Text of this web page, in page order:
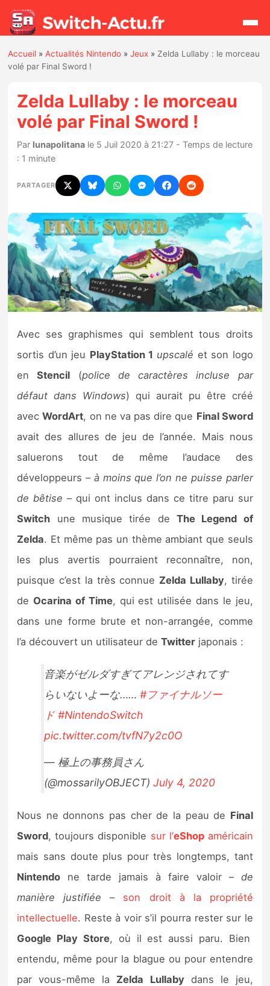
Actualités
Jeux
Hardware
Chiffres de ventes
Rumeurs
Nintendo Direct
Tests et previews
Tests de jeux
Tests d’accessoires
Autres tests
Previews
Précommandes
Précommandes jeux Switch 2
Sorties de jeux
Bons plans
Guides
Accueil »Actualités Nintendo »Jeux »Zelda Lullaby : le morceau
volé par Final Sword !
Zelda Lullaby : le morceau
volé par Final Sword !
Par lunapolitana le 5 Juil 2020 à 21:27 - Temps de lecture
: 1 minute
PARTAGER
Avec ses graphismes qui semblent tous droits
sortis d’un jeu PlayStation 1 upscalé et son logo
enStencil (police de caractères incluse par
défaut dans Windows) qui aurait pu être créé
avecWordArt, on ne va pas dire que Final Sword
avait des allures de jeu de l’année. Mais nous
saluerons tout de même l’audace des
développeurs – à moins que l’on ne puisse parler
de bêtise – qui ont inclus dans ce titre paru sur
Switch une musique tirée deThe Legend of
Zelda. Et même pas un thème ambiant que seuls
les plus avertis pourraient reconnaître, non,
puisque c’est la très connue Zelda Lullaby, tirée
de Ocarina of Time, qui est utilisée dans le jeu,
dans une forme brute et non-arrangée, comme
l’a découvert un utilisateur deTwitter japonais :
音楽がゼルダすぎてアレンジされてす
らいないよーな……#ファイナルソー
ド #NintendoSwitch
pic.twitter.com/tvfN7y2c0O
— 極上の事務員さん
(@mossarilyOBJECT)July 4, 2020
Nous ne donnons pas cher de la peau de Final
Sword, toujours disponible sur l’eShopaméricain
mais sans doute plus pour très longtemps, tant
Nintendo ne tarde jamais à faire valoir – de
manière justifiée – son droit à la propriété
intellectuelle. Reste à voir s’il pourra rester sur le
Google Play Store, où il est aussi paru. Bien
entendu, même pour la blague ou pour entendre
par vous-même la Zelda Lullabydans le jeu,